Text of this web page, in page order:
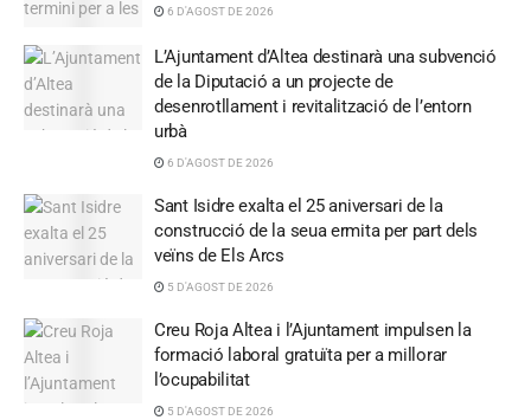
6 D'AGOST DE 2026
L’Ajuntament d’Altea destinarà una subvenció
de la Diputació a un projecte de
desenrotllament i revitalització de l’entorn
urbà
6 D'AGOST DE 2026
Sant Isidre exalta el 25 aniversari de la
construcció de la seua ermita per part dels
veïns de Els Arcs
5 D'AGOST DE 2026
Creu Roja Altea i l’Ajuntament impulsen la
formació laboral gratuïta per a millorar
l’ocupabilitat
5 D'AGOST DE 2026